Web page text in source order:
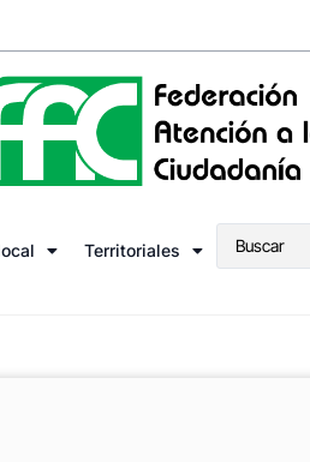
Territoriales